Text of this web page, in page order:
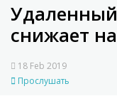
снижает
18 Feb 2019
Прослушать